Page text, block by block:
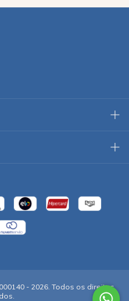
- 2026. Todos os direitos